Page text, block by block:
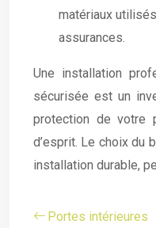
matériaux
assurances.
Une installation
sécurisée est un
protection de votre
d’esprit. Le choix du
installation durable,
Portes intérieures